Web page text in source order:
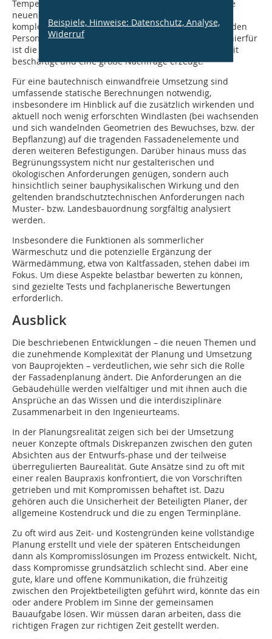
Temperatur, Lärm, Staub, Blendung, usw. liefern. Diese
neuen Themen bringen wiederum weitere neue und
komplexe Fragen, die es im Team rund um die planenden
Personen zu beantworten gilt. Ein konkretes Beispiel hierfür
ist die Fassadenbegrünung, welche die Branche derzeit
beschäftigt und eine große Nachfrage erzeugt.
Für eine bautechnisch einwandfreie Umsetzung sind
umfassende statische Berechnungen notwendig,
insbesondere im Hinblick auf die zusätzlich wirkenden und
aktuell noch wenig erforschten Windlasten (bei wachsenden
und sich wandelnden Geometrien des Bewuchses, bzw. der
Bepflanzung) auf die tragenden Fassadenelemente und
deren weiteren Befestigungen. Darüber hinaus muss das
Begrünungssystem nicht nur gestalterischen und
ökologischen Anforderungen genügen, sondern auch
hinsichtlich seiner bauphysikalischen Wirkung und den
geltenden brandschutztechnischen Anforderungen nach
Muster- bzw. Landesbauordnung sorgfältig analysiert
werden.
Insbesondere die Funktionen als sommerlicher
Wärmeschutz und die potenzielle Ergänzung der
Wärmedämmung, etwa von Kaltfassaden, stehen dabei im
Fokus. Um diese Aspekte belastbar bewerten zu können,
sind gezielte Tests und fachplanerische Bewertungen
erforderlich.
Ausblick
Die beschriebenen Entwicklungen – die neuen Themen und
die zunehmende Komplexität der Planung und Umsetzung
von Bauprojekten – verdeutlichen, wie sehr sich die Rolle
der Fassadenplanung ändert. Die Anforderungen an die
Gebäudehülle werden vielfältiger und mit ihnen auch die
Ansprüche an das Wissen und die interdisziplinäre
Zusammenarbeit in den Ingenieurteams.
In der Planungsrealität zeigen sich bei der Umsetzung
neuer Konzepte oftmals Diskrepanzen zwischen den guten
Absichten aus der Entwurfs-phase und der teilweise
überregulierten Baurealität. Gute Ansätze sind zu oft mit
einer realen Baupraxis konfrontiert, die von Vorschriften
getrieben und mit Kompromissen behaftet ist. Dazu
gehören auch die Unsicherheit der Beteiligten Planer, der
allgemeine Kostendruck und die zu engen Terminpläne.
Zu oft wird aus Zeit- und Kostengründen keine vollständige
Planung erstellt und viele der späteren Entscheidungen
dann als Kompromisslösungen im Prozess entwickelt. Nicht,
dass Kompromisse grundsätzlich schlecht sind. Aber eine
gute, klare und offene Kommunikation, die frühzeitig
zwischen den Projektbeteiligten geführt wird, könnte das ein
oder andere Problem im Sinne der gemeinsamen
Bauaufgabe lösen. Wir müssen daran arbeiten, dass die
richtigen Fragen zur richtigen Zeit gestellt werden.
Beispiele, Hinweise: Datenschutz, Analyse,
Widerruf